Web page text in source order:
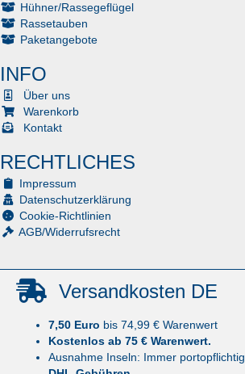
Hühner/Rassegeflügel
Rassetauben
Paketangebote
INFO
Über uns
Warenkorb
Kontakt
RECHTLICHES
Impressum
Datenschutzerklärung
Cookie-Richtlinien
AGB/Widerrufsrecht
Versandkosten DE
7,50 Euro bis 74,99 € Warenwert
Kostenlos ab 75 € Warenwert.
Ausnahme Inseln: Immer portopflichtig